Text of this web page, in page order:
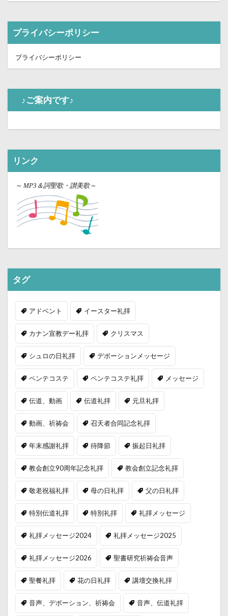
プライバシーポリシー
プライバシーポリシー
♪ご案内です♪
リンク
～ MP3＆詞聖歌・讃美歌～
タグ
アドベント イースター礼拝
カナン宣教デー礼拝 クリスマス
シュロの日礼拝 デボーションメッセージ
ペンテコステ ペンテコステ礼拝 メッセージ
伝道、動画 伝道礼拝 元旦礼拝
動画、祈祷会 召天者合同記念礼拝
年末感謝礼拝 待降節 振起日礼拝
教会創立90周年記念礼拝 教会創立記念礼拝
敬老祝福礼拝 母の日礼拝 父の日礼拝
特別伝道礼拝 特別礼拝 礼拝メッセージ
礼拝メッセージ2024 礼拝メッセージ2025
礼拝メッセージ2026 聖書研究祈祷会音声
聖餐礼拝 花の日礼拝 講壇交換礼拝
音声、デボーション、祈祷会 音声、伝道礼拝